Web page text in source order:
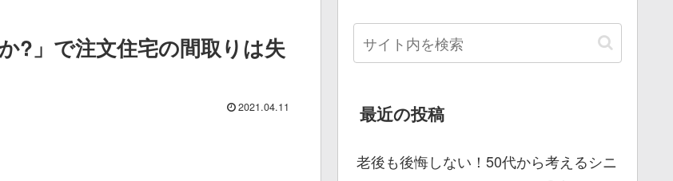
?」で注文住宅の間取りは失
2021.04.11 最近の投稿
老後も後悔しない！50代から考えるシニ